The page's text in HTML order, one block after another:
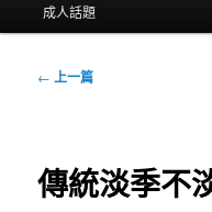
單
成人話題
文
← 上一篇
傳統淡季不